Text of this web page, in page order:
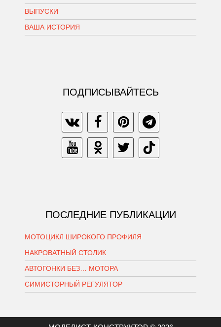
ВЫПУСКИ
ВАША ИСТОРИЯ
ПОДПИСЫВАЙТЕСЬ
ПОСЛЕДНИЕ ПУБЛИКАЦИИ
МОТОЦИКЛ ШИРОКОГО ПРОФИЛЯ
НАКРОВАТНЫЙ СТОЛИК
АВТОГОНКИ БЕЗ… МОТОРА
СИМИСТОРНЫЙ РЕГУЛЯТОР